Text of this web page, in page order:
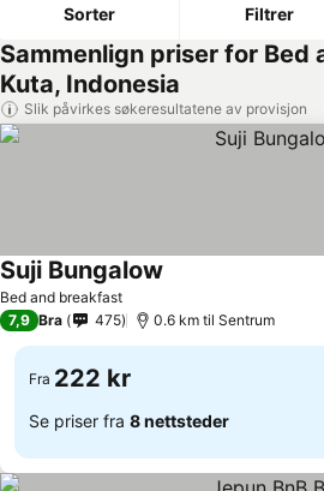
Sorter Filtrer
Sammenlign priser for Bed
Kuta, Indonesia
Slik påvirkes søkeresultatene av provisjon
Bed and breakfast
Suji Bungalow
7,9 Bra 475 0.6 km til Sentrum
Fra 222 kr
Se priser fra 8 nettsteder